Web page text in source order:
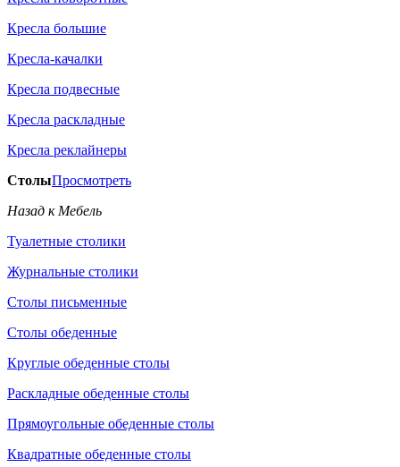
Кресла большие
Кресла-качалки
Кресла подвесные
Кресла раскладные
Кресла реклайнеры
СтолыПросмотреть
Назад к Мебель
Туалетные столики
Журнальные столики
Столы письменные
Столы обеденные
Круглые обеденные столы
Раскладные обеденные столы
Прямоугольные обеденные столы
Квадратные обеденные столы